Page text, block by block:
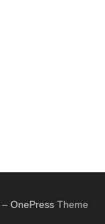
– OnePressTheme